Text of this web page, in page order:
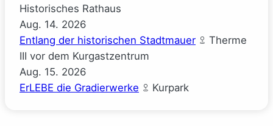
Historisches Rathaus
Aug. 14. 2026
Entlang der historischen Stadtmauer
Therme
III vor dem Kurgastzentrum
Aug. 15. 2026
ErLEBE die Gradierwerke
Kurpark